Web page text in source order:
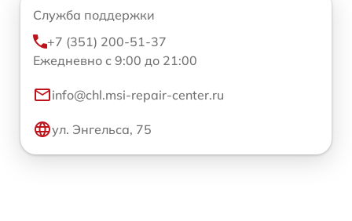
Служба поддержки
+7 (351) 200-51-37
Ежедневно с 9:00 до 21:00
info@chl.msi-repair-center.ru
ул. Энгельса, 75